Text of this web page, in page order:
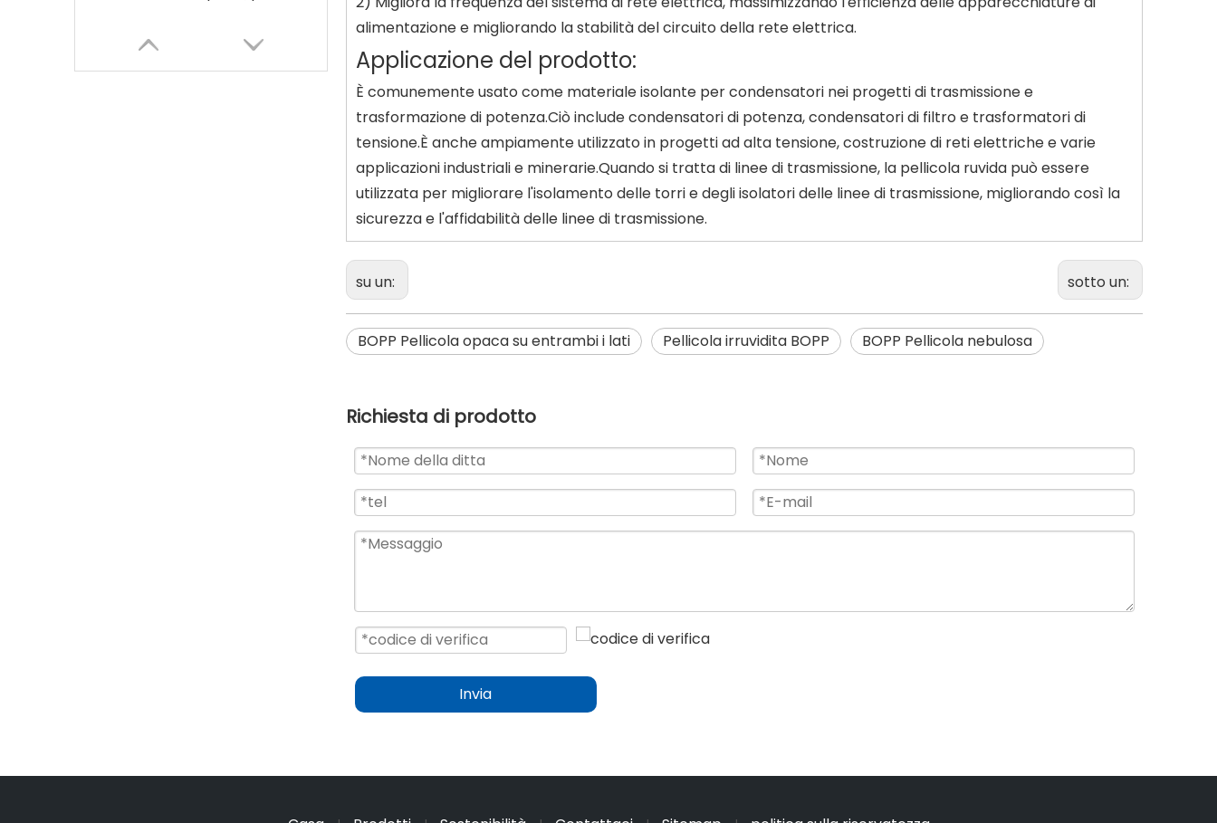
alimentazione e migliorando la stabilità del circuito della rete elettrica.
Applicazione del prodotto:
È comunemente usato come materiale isolante per condensatori nei progetti di trasmissione e
trasformazione di potenza.Ciò include condensatori di potenza, condensatori di filtro e trasformatori di
tensione.È anche ampiamente utilizzato in progetti ad alta tensione, costruzione di reti elettriche e varie
applicazioni industriali e minerarie.Quando si tratta di linee di trasmissione, la pellicola ruvida può essere
utilizzata per migliorare l'isolamento delle torri e degli isolatori delle linee di trasmissione, migliorando così la
sicurezza e l'affidabilità delle linee di trasmissione.
su un: sotto un:
BOPP Pellicola opaca su entrambi i lati Pellicola irruvidita BOPP BOPP Pellicola nebulosa
Richiesta di prodotto
Invia